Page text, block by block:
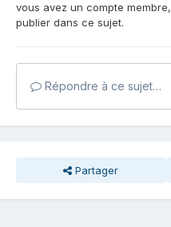
vous avez un compte membre,
publier dans ce sujet.
Répondre à ce sujet…
Partager